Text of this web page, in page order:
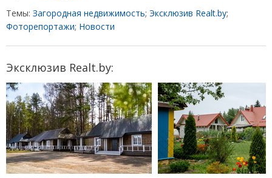
Темы: Загородная недвижимость; Эксклюзив Realt.by;
Фоторепортажи; Новости
Эксклюзив Realt.by: